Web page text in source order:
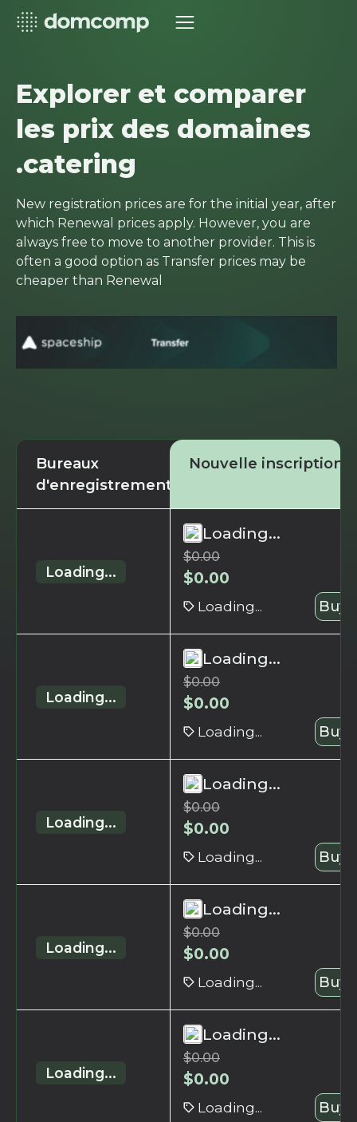
Explorer et comparer
les prix des domaines
.catering
New registration prices are for the initial year, after
which Renewal prices apply. However, you are
always free to move to another provider. This is
often a good option as Transfer prices may be
cheaper than Renewal
Bureaux
d'enregistrement
Nouvelle inscription
Loading...
Loading...
$0.00
$0.00
Loading... Buy
Loading...
Loading...
$0.00
$0.00
Loading... Buy
Loading...
Loading...
$0.00
$0.00
Loading... Buy
Loading...
Loading...
$0.00
$0.00
Loading... Buy
Loading...
Loading...
$0.00
$0.00
Loading... Buy